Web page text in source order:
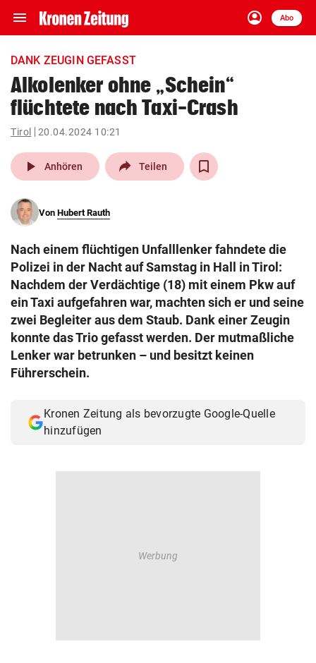
menu Navigation
ein-/ausklappen
account_circle
Anmelden
Abo
close Schließen
account_circle Anmelden
arrow_right
pin_drop
Wien arrow_right
search
eingeben
© Krone Multimedia GmbH & Co KG 2026
Muthgasse 2, 1190 Wien
DANK ZEUGIN GEFASST
Alkolenker ohne „Schein“
flüchtete nach Taxi-Crash
Tirol 20.04.2024 10:21
play_arrow Anhören Teilen
Von Hubert Rauth
Nach einem flüchtigen Unfalllenker fahndete die
Polizei in der Nacht auf Samstag in Hall in Tirol:
Nachdem der Verdächtige (18) mit einem Pkw auf
ein Taxi aufgefahren war, machten sich er und seine
zwei Begleiter aus dem Staub. Dank einer Zeugin
konnte das Trio gefasst werden. Der mutmaßliche
Lenker war betrunken – und besitzt keinen
Führerschein.
Kronen Zeitung als bevorzugte Google-Quelle
hinzufügen